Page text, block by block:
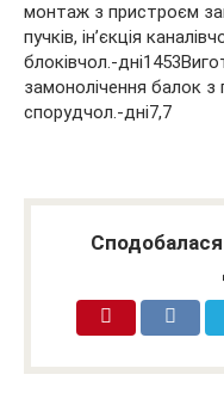
монтаж з пристроєм
пучків, ін’єкція
блоківчол.-
замонолічення балок
спорудчол.-дні7,7